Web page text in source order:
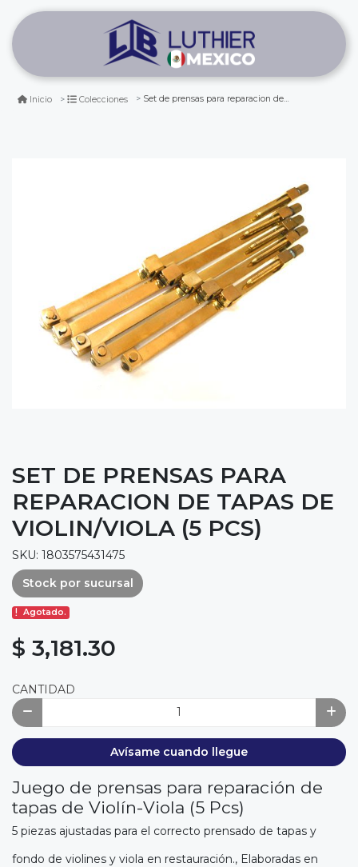
Inicio Colecciones Set de prensas para reparacion de tapas de violin/viola (5 pcs)
SET DE PRENSAS PARA
REPARACION DE TAPAS DE
VIOLIN/VIOLA (5 PCS)
SKU: 1803575431475
Stock por sucursal
Agotado.
$ 3,181.30
CANTIDAD
Avísame cuando llegue
Juego de prensas para reparación de
tapas de Violín-Viola (5 Pcs)
5 piezas ajustadas para el correcto prensado de tapas y
fondo de violines y viola en restauración., Elaboradas en